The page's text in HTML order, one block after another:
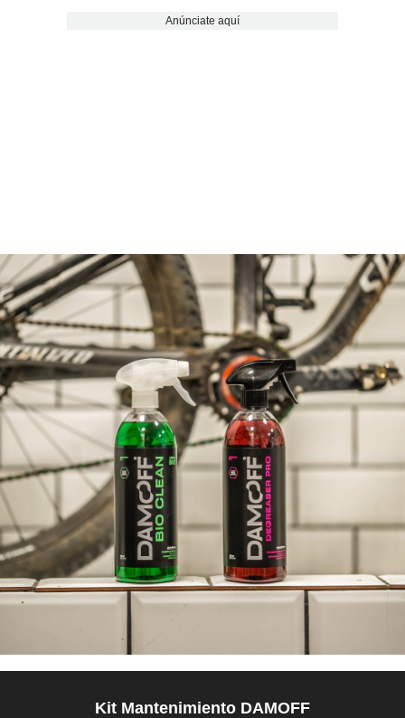
Anúnciate aquí
Kit Mantenimiento DAMOFF